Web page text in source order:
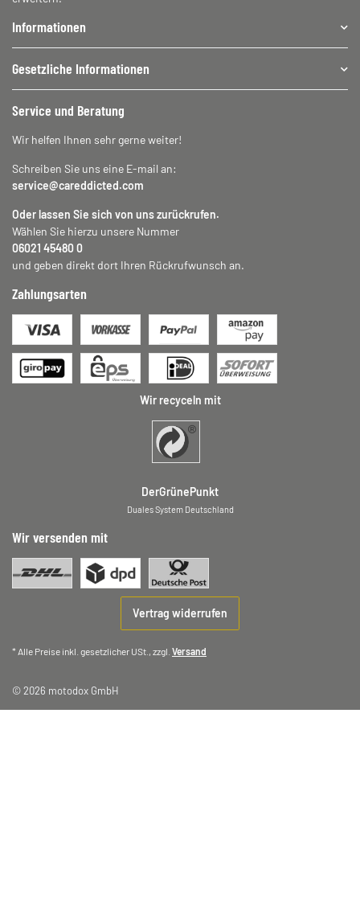
Informationen
Gesetzliche Informationen
Service und Beratung
Wir helfen Ihnen sehr gerne weiter!
Schreiben Sie uns eine E-mail an:
service@careddicted.com
Oder lassen Sie sich von uns zurückrufen.
Wählen Sie hierzu unsere Nummer
06021 45480 0
und geben direkt dort Ihren Rückrufwunsch an.
Zahlungsarten
Wir recyceln mit
DerGrünePunkt
Duales System Deutschland
Wir versenden mit
Vertrag widerrufen
* Alle Preise inkl. gesetzlicher USt., zzgl. Versand
© 2026 motodox GmbH